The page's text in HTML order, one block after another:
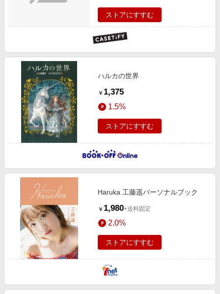
ストアにすすむ
ハルカの世界
￥ 1,375
1.5%
ストアにすすむ
Haruka 工藤遥パーソナルブック
￥ 1,980+送料固定
2.0%
ストアにすすむ